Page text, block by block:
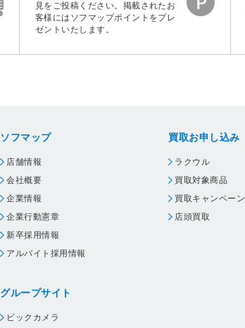
見をご投稿ください。掲載されたお
客様にはソフマップポイントをプレ
ゼントいたします。
ソフマップ
店舗情報
会社概要
企業情報
企業行動憲章
新卒採用情報
アルバイト採用情報
グループサイト
ビックカメラ
買取お申し込み
ラクウル
買取対象商品
買取キャンペーン
店頭買取